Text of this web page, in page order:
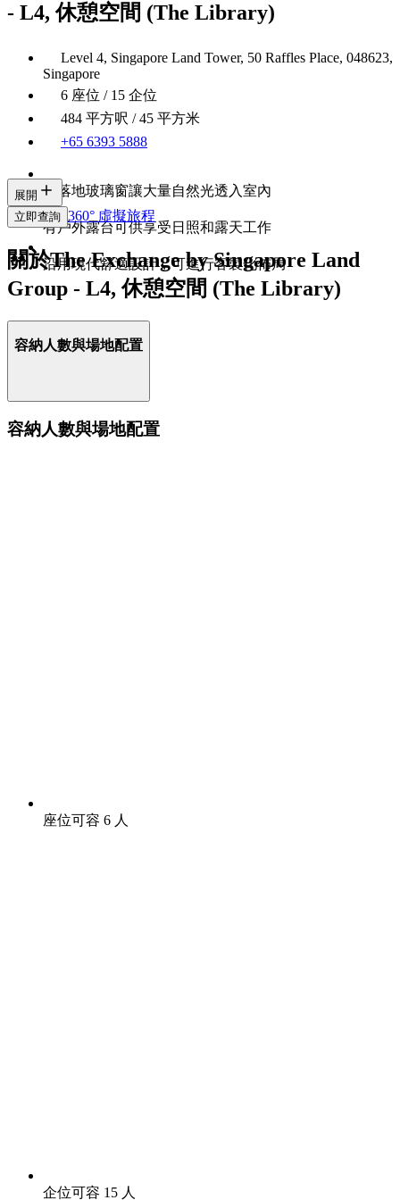
- L4, 休憩空間 (The Library)
Level 4, Singapore Land Tower, 50 Raffles Place, 048623,
Singapore
6 座位 / 15 企位
484 平方呎 / 45 平方米
+65 6393 5888
有落地玻璃窗讓大量自然光透入室內
有戶外露台可供享受日照和露天工作
沿用現代舒適設計，可進行客製化佈局
展開
立即查詢 360° 虛擬旅程
關於The Exchange by Singapore Land
Group - L4, 休憩空間 (The Library)
容納人數與場地配置
容納人數與場地配置
座位可容 6 人
企位可容 15 人